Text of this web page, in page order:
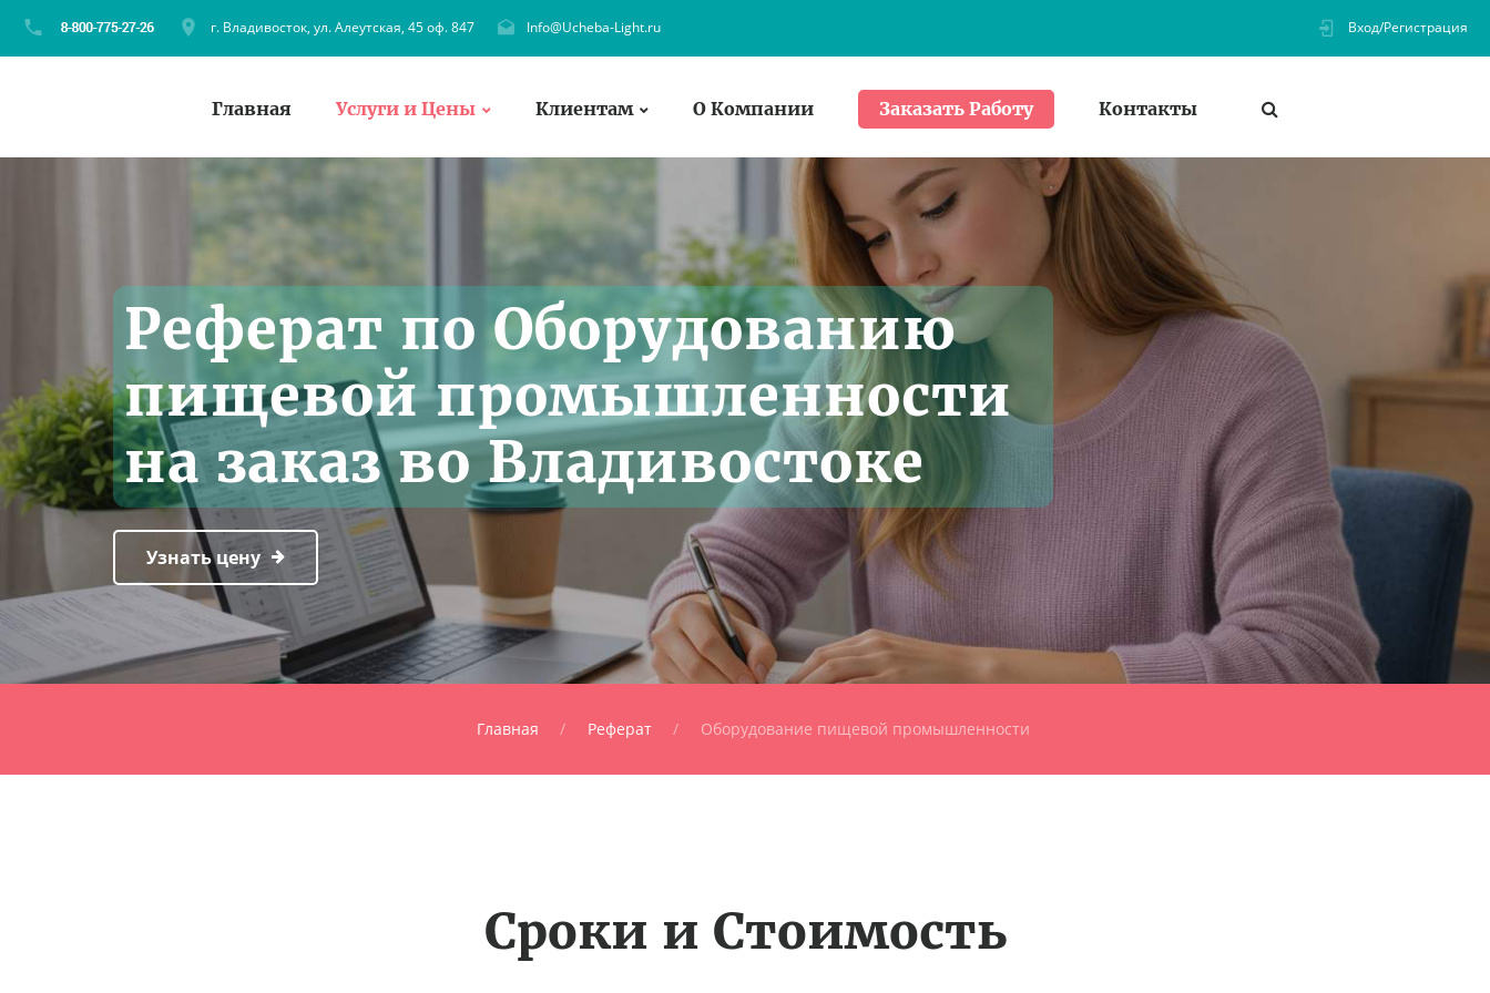
г. Владивосток, ул. Алеутская, 45 оф. 847 Info@Ucheba-Light.ru Вход/Регистрация
Главная Услуги и Цены Клиентам О Компании Заказать Работу Контакты
Реферат по Оборудованию
пищевой промышленности
на заказ во Владивостоке
Узнать цену
Главная Реферат Оборудование пищевой промышленности
Сроки и Стоимость